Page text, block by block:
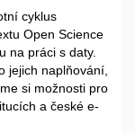
cyklus
Open Science
na práci s daty.
jejich naplňování,
si možnosti pro
a české e-